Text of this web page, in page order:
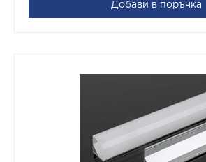
Добави в поръчка